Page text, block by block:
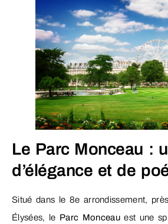
Le Parc Monceau :
d’élégance et de
Situé dans le 8e arrondissement,
Élysées, le Parc Monceauest une